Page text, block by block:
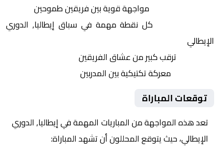
مواجهة قوية بين فريقين طموحين
كل نقطة مهمة في سباق إيطاليا, الدوري
الإيطالي
ترقب كبير من عشاق الفريقين
معركة تكتيكية بين المدربين
توقعات المباراة
تعد هذه المواجهة من المباريات المهمة في إيطاليا, الدوري
الإيطالي، حيث يتوقع المحللون أن تشهد المباراة: